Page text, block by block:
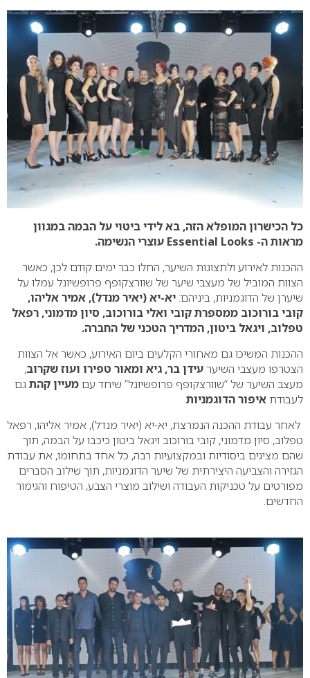
כל הכישרון המופלא הזה, בא לידי ביטוי על הבמה במגוון
מראות ה- Essential Looks עוצרי הנשימה.
ההכנות לאירוע ולתצוגות השיער, החלו כבר ימים קודם לכן, כאשר
הצוות המוביל של מעצבי שיער של שוורצקופף פרופשיונל עמלו על
שיערן של הדוגמניות, ביניהם: יא-יא (יאיר מנדל), אמיר אליהו,
קובי בורוכוב ממספרת קובי ואלי בורוכוב, סיון מדמוני, רפאל
טפלוב, ויגאל ביטון, המדריך הטכני של החברה.
ההכנות המשיכו גם מאחורי הקלעים ביום האירוע, כאשר אל הצוות
הצטרפו מעצבי השיערעידן בר, גיא ומאור טפירו ועוז שקרוב,
מעצב השיער של “שוורצקופף פרופשיונל” שיחד עם מעיין קהתגם
לעבודת איפור הדוגמניות.
לאחר עבודת ההכנה הנמרצת, יא-יא (יאיר מנדל), אמיר אליהו, רפאל
טפלוב, סיון מדמוני, קובי בורוכוב ויגאל ביטון כיכבו על הבמה, תוך
שהם מציגים ביסודיות ובמקצועיות רבה, כל אחד בתחומו, את עבודת
הגזירה והצביעה היצירתית של שיער הדוגמניות, תוך שילוב הסברים
מפורטים על טכניקות העבודה ושילוב מוצרי הצבע, הטיפוח והגימור
החדשים.